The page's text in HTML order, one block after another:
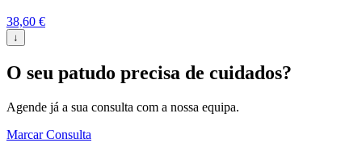
38,60 €
↓
O seu patudo precisa de cuidados?
Agende já a sua consulta com a nossa equipa.
Marcar Consulta